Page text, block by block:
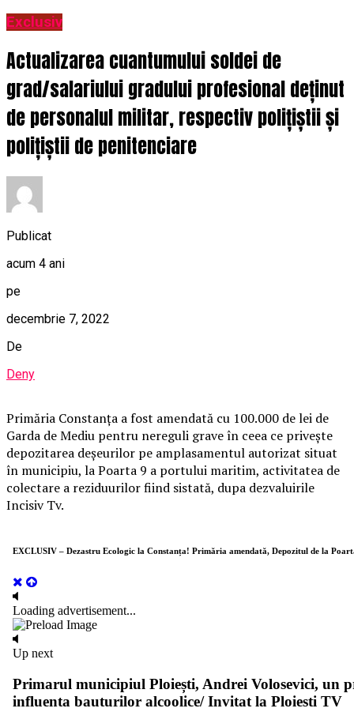
Exclusiv
Actualizarea cuantumului soldei de
grad/salariului gradului profesional deținut
de personalul militar, respectiv polițiștii și
polițiștii de penitenciare
Publicat
acum 4 ani
pe
decembrie 7, 2022
De
Deny
Primăria Constanţa a fost amendată cu 100.000 de lei de
Garda de Mediu pentru nereguli grave în ceea ce priveşte
depozitarea deşeurilor pe amplasamentul autorizat situat
în municipiu, la Poarta 9 a portului maritim, activitatea de
colectare a reziduurilor fiind sistată, dupa dezvaluirile
Incisiv Tv.